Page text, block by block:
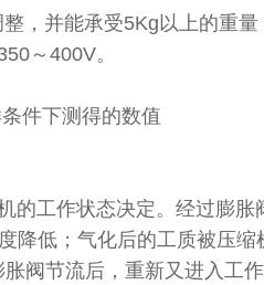
，并能承受5Kg以上的重
～400V。
件下测得的数值
的工作状态决定。经过膨胀
降低；气化后的工质被压缩
阀节流后，重新又进入工